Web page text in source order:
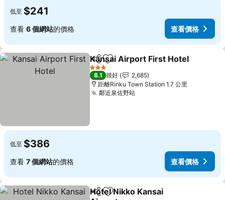
低至 $241
查看 6 個網站的價格 查看價格
分享 放到收藏夾
Kansai Airport First Hotel
3 星級
8.1 很好
2,685
距離Rinku Town Station 1.7 公里
鄰近泉佐野站
低至 $386
查看 7 個網站的價格 查看價格
分享 放到收藏夾
Hotel Nikko Kansai